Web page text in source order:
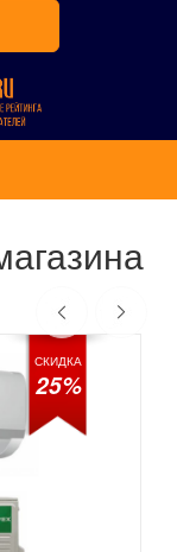
СКИДКА
25%